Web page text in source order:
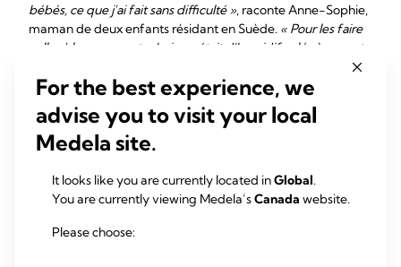
bébés, ce que j'ai fait sans difficulté », raconte Anne-Sophie,
maman de deux enfants résidant en Suède. « Pour les faire
coller à la peau, ma technique était d'humidifier légèrement
Allaiter avec des
mamelons percés
De nombreuses maman dont les mamelons sont percés
constatent que cette situation n'a aucune incidence sur leur
bijou avant chaque séance : il présente en effet un risque
For the best experience, we
advise you to visit your local
Medela site.
It looks like you are currently located inGlobal.
You are currently viewing Medela’sCanada website.
Please choose: